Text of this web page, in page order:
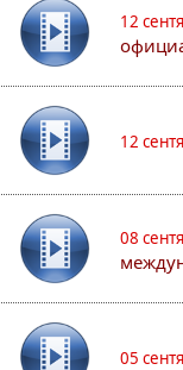
12
12
08
05